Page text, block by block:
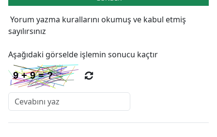
Yorum yazma kurallarını okumuş ve kabul etmiş
sayılırsınız
Aşağıdaki görselde işlemin sonucu kaçtır